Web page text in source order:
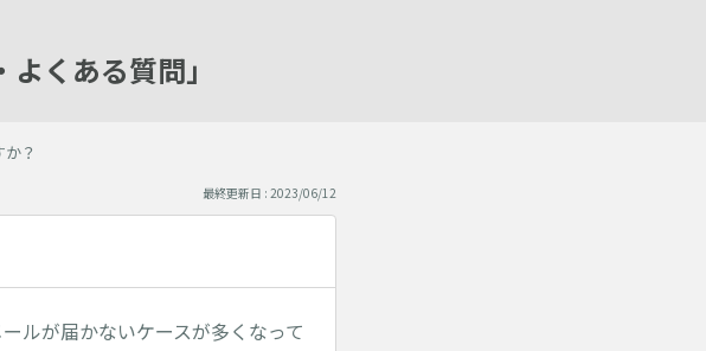
くある質問」
？
最終更新日 : 2023/06/12
ルが届かないケースが多くなって